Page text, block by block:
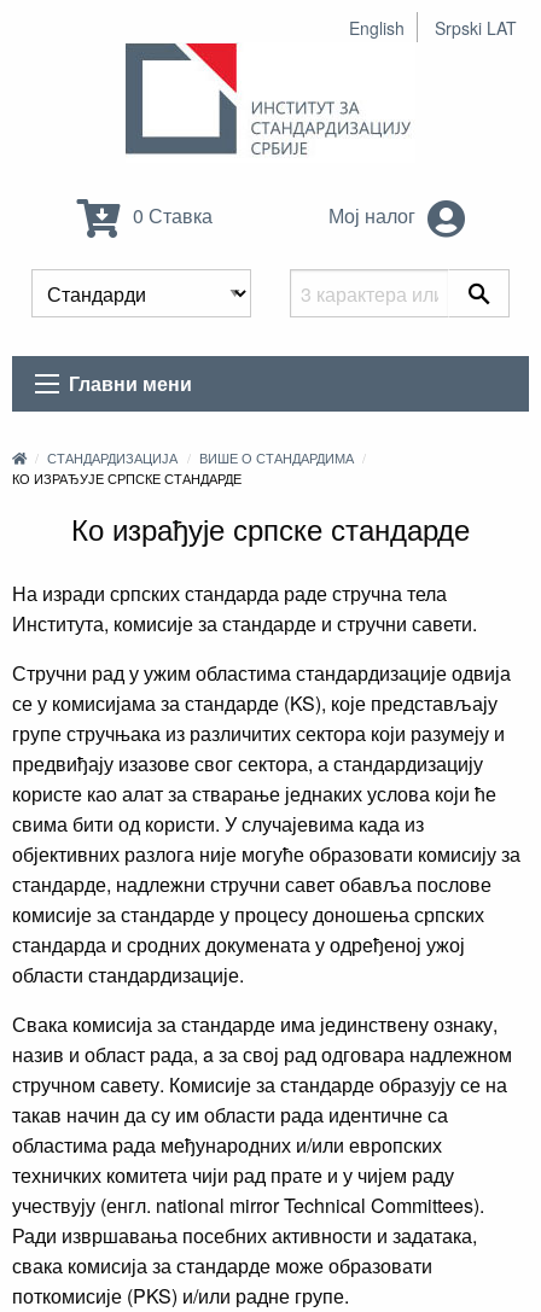
English Srpski LAT
0 Ставка Мој налог
Главни мени
СТАНДАРДИЗАЦИЈА
ВИШЕ О СТАНДАРДИМА
КО ИЗРАЂУЈЕ СРПСКЕ СТАНДАРДЕ
Ко израђује српске стандарде
На изради српских стандарда раде стручна тела
Института, комисије за стандарде и стручни савети.
Стручни рад у ужим областима стандардизације одвија
се у комисијама за стандарде (KS), које представљају
групе стручњака из различитих сектора који разумеју и
предвиђају изазове свог сектора, а стандардизацију
користе као алат за стварање једнаких услова који ће
свима бити од користи. У случајевима када из
објективних разлога није могуће образовати комисију за
стандарде, надлежни стручни савет обавља послове
комисије за стандарде у процесу доношења српских
стандарда и сродних докумената у одређеној ужој
области стандардизације.
Свака комисија за стандарде има јединствену ознаку,
назив и област рада, a за свој рад одговара надлежном
стручном савету. Комисије за стандарде образују се на
такав начин да су им области рада идентичне са
областима рада међународних и/или европских
техничких комитета чији рад прате и у чијем раду
учествују (енгл. national mirror Technical Committees).
Ради извршавања посебних активности и задатака,
свака комисија за стандарде може образовати
поткомисије (PKS) и/или радне групе.